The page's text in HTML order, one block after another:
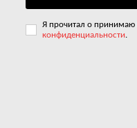
Я прочитал о принимаю
конфиденциальности.